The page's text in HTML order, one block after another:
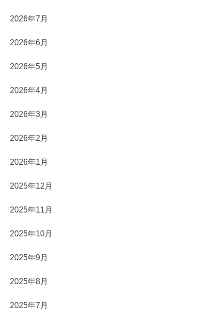
2026年7月
2026年6月
2026年5月
2026年4月
2026年3月
2026年2月
2026年1月
2025年12月
2025年11月
2025年10月
2025年9月
2025年8月
2025年7月